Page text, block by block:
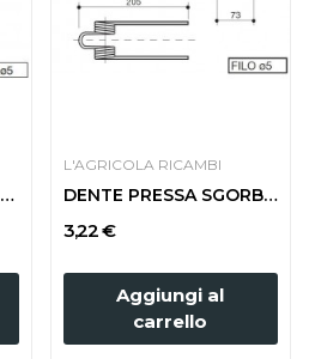
DENTE PRESSA SAIMM 460-480 TIPO NUOVO
L'AGRICOLA RICAMBI
DENTE PRESSA SGORBATI LUNGA 270
3,22 €
Aggiungi al
carrello